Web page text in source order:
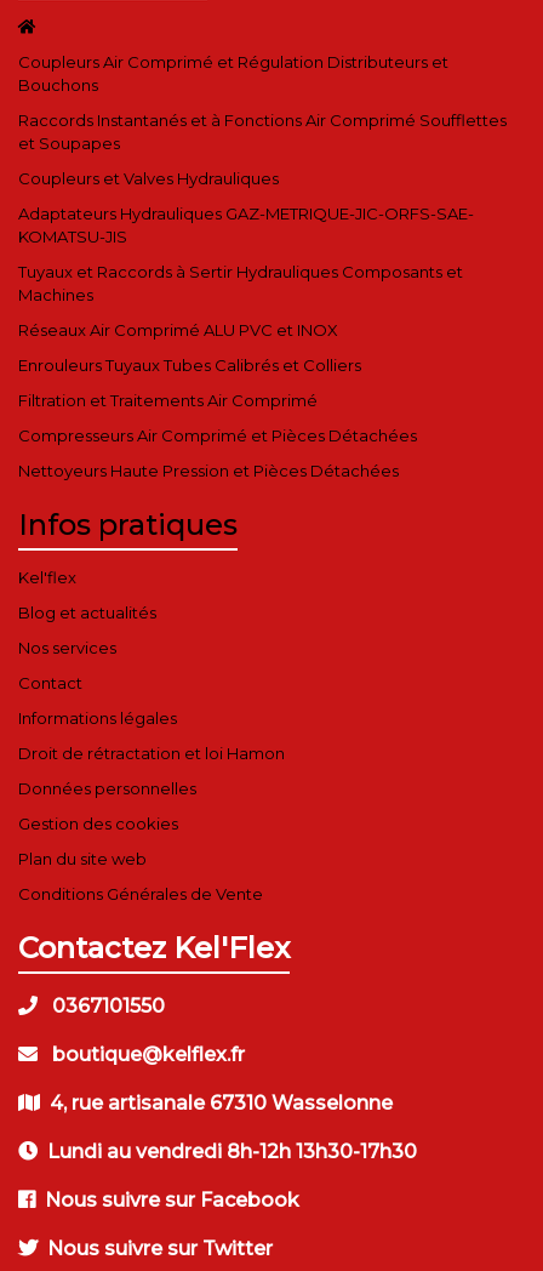
Coupleurs Air Comprimé et Régulation Distributeurs et
Bouchons
Raccords Instantanés et à Fonctions Air Comprimé Soufflettes
et Soupapes
Coupleurs et Valves Hydrauliques
Adaptateurs Hydrauliques GAZ-METRIQUE-JIC-ORFS-SAE-
KOMATSU-JIS
Tuyaux et Raccords à Sertir Hydrauliques Composants et
Machines
Réseaux Air Comprimé ALU PVC et INOX
Enrouleurs Tuyaux Tubes Calibrés et Colliers
Filtration et Traitements Air Comprimé
Compresseurs Air Comprimé et Pièces Détachées
Nettoyeurs Haute Pression et Pièces Détachées
Infos pratiques
Kel'flex
Blog et actualités
Nos services
Contact
Informations légales
Droit de rétractation et loi Hamon
Données personnelles
Gestion des cookies
Plan du site web
Conditions Générales de Vente
Contactez Kel'Flex
0367101550
boutique@kelflex.fr
4, rue artisanale 67310 Wasselonne
Lundi au vendredi 8h-12h 13h30-17h30
Nous suivre sur Facebook
Nous suivre sur Twitter